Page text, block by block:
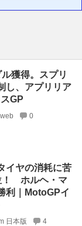
獲得。スプリ
し、アプリリア
GP
0
イヤの消耗に苦
！ ホルヘ・マ
利｜MotoGPイ
日本版 4